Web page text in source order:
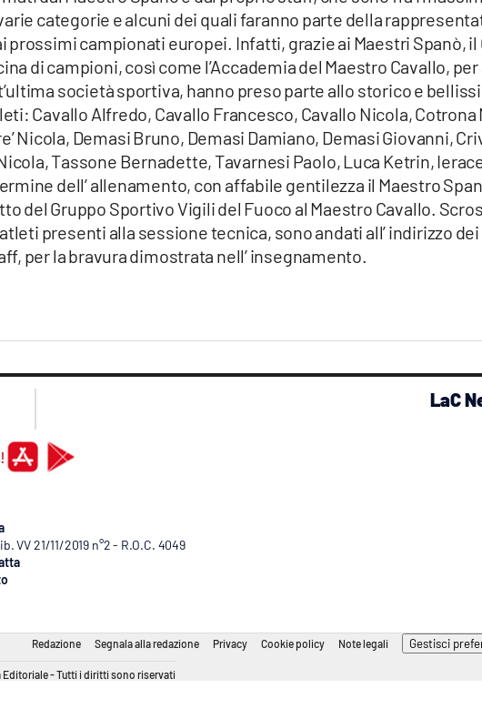
categorie e alcuni dei quali faranno parte della
prossimi campionati europei. Infatti, grazie ai Maestri Spanò, il
di campioni, così come l’Accademia del Maestro Cavallo,
società sportiva, hanno preso parte allo storico e
Cavallo Alfredo, Cavallo Francesco, Cavallo Nicola, Cotrona
Nicola, Demasi Bruno, Demasi Damiano, Demasi Giovanni,
Tassone Bernadette, Tavarnesi Paolo, Luca Ketrin,
dell’ allenamento, con affabile gentilezza il Maestro
del Gruppo Sportivo Vigili del Fuoco al Maestro Cavallo.
presenti alla sessione tecnica, sono andati all’ indirizzo
per la bravura dimostrata nell’ insegnamento.
LaC
VV 21/11/2019 n°2 - R.O.C. 4049
Redazione Segnala alla redazione Privacy Cookie policy Note legali Gestisci
- Tutti i diritti sono riservati